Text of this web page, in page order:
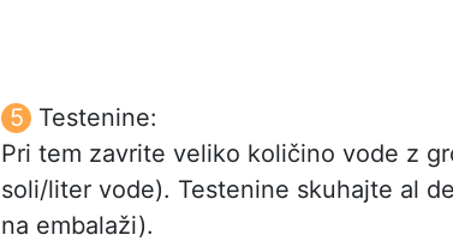
Testenine:
Pri tem zavrite veliko količino vode z
soli/liter vode). Testenine skuhajte al
na embalaži).